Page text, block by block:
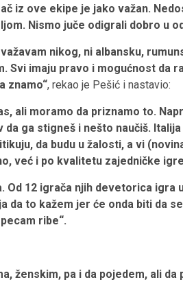
iz ove ekipe je jako važan.
Nismo juče odigrali dobro u
nikog, ni albansku,
Svi imaju pravo i mogućnost da
znamo“, rekao je Pešić i nastavio:
ali moramo da priznamo to.
ga stigneš i nešto naučiš.
da budu u žalosti, a vi
već i po kvalitetu zajedničke
12 igrača njih devetorica igra
da to kažem jer će onda biti da
ribe“.
ženskim, pa i da pojedem, ali